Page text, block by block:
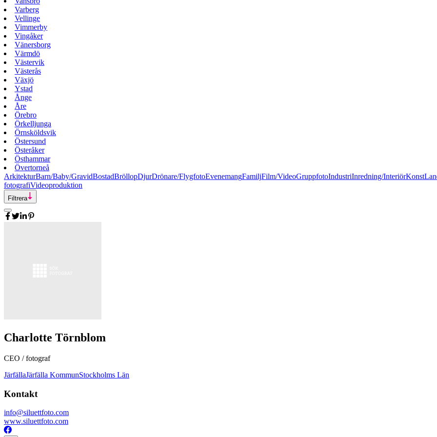
Varberg
Vellinge
Vimmerby
Vingåker
Vänersborg
Värmdö
Västervik
Västerås
Växjö
Ystad
Ånge
Åre
Örebro
Örkelljunga
Örnsköldsvik
Östersund
Österåker
Östhammar
Övertorneå
ArkitekturBarn/Baby/GravidBostadBröllopDjurDrönare/FlygfotoEvenemangFamiljFilm/VideoGruppfotoIndustriInredning/InteriörKonst
fotografiVideoproduktion
Filtrera
Charlotte Törnblom
CEO / fotograf
JärfällaJärfälla KommunStockholms Län
Kontakt
info@siluettfoto.com
www.siluettfoto.com